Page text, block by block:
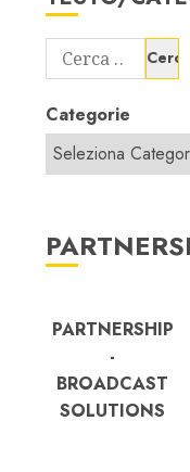
Ricerca
per:
Categorie
PARTNERSHIP
-
BROADCAST
SOLUTIONS